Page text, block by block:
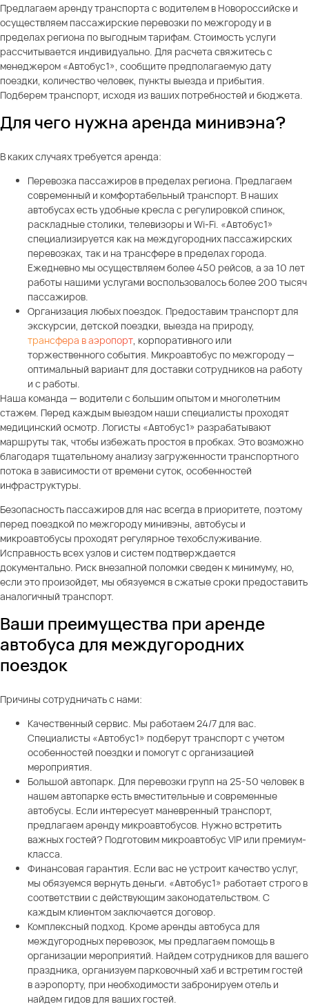
Предлагаем аренду транспорта с водителем в Новороссийске и
осуществляем пассажирские перевозки по межгороду и в
пределах региона по выгодным тарифам. Стоимость услуги
рассчитывается индивидуально. Для расчета свяжитесь с
менеджером «Автобус1», сообщите предполагаемую дату
поездки, количество человек, пункты выезда и прибытия.
Подберем транспорт, исходя из ваших потребностей и бюджета.
Для чего нужна аренда минивэна?
В каких случаях требуется аренда:
Перевозка пассажиров в пределах региона. Предлагаем
современный и комфортабельный транспорт. В наших
автобусах есть удобные кресла с регулировкой спинок,
раскладные столики, телевизоры и Wi-Fi. «Автобус1»
специализируется как на междугородних пассажирских
перевозках, так и на трансфере в пределах города.
Ежедневно мы осуществляем более 450 рейсов, а за 10 лет
работы нашими услугами воспользовалось более 200 тысяч
пассажиров.
Организация любых поездок. Предоставим транспорт для
экскурсии, детской поездки, выезда на природу,
трансфера в аэропорт, корпоративного или
торжественного события. Микроавтобус по межгороду —
оптимальный вариант для доставки сотрудников на работу
и с работы.
Наша команда — водители с большим опытом и многолетним
стажем. Перед каждым выездом наши специалисты проходят
медицинский осмотр. Логисты «Автобус1» разрабатывают
маршруты так, чтобы избежать простоя в пробках. Это возможно
благодаря тщательному анализу загруженности транспортного
потока в зависимости от времени суток, особенностей
инфраструктуры.
Безопасность пассажиров для нас всегда в приоритете, поэтому
перед поездкой по межгороду минивэны, автобусы и
микроавтобусы проходят регулярное техобслуживание.
Исправность всех узлов и систем подтверждается
документально. Риск внезапной поломки сведен к минимуму, но,
если это произойдет, мы обязуемся в сжатые сроки предоставить
аналогичный транспорт.
Ваши преимущества при аренде
автобуса для междугородних
поездок
Причины сотрудничать с нами:
Качественный сервис. Мы работаем 24/7 для вас.
Специалисты «Автобус1» подберут транспорт с учетом
особенностей поездки и помогут с организацией
мероприятия.
Большой автопарк. Для перевозки групп на 25-50 человек в
нашем автопарке есть вместительные и современные
автобусы. Если интересует маневренный транспорт,
предлагаем аренду микроавтобусов. Нужно встретить
важных гостей? Подготовим микроавтобус VIP или премиум-
класса.
Финансовая гарантия. Если вас не устроит качество услуг,
мы обязуемся вернуть деньги. «Автобус1» работает строго в
соответствии с действующим законодательством. С
каждым клиентом заключается договор.
Комплексный подход. Кроме аренды автобуса для
междугородных перевозок, мы предлагаем помощь в
организации мероприятий. Найдем сотрудников для вашего
праздника, организуем парковочный хаб и встретим гостей
в аэропорту, при необходимости забронируем отель и
найдем гидов для ваших гостей.